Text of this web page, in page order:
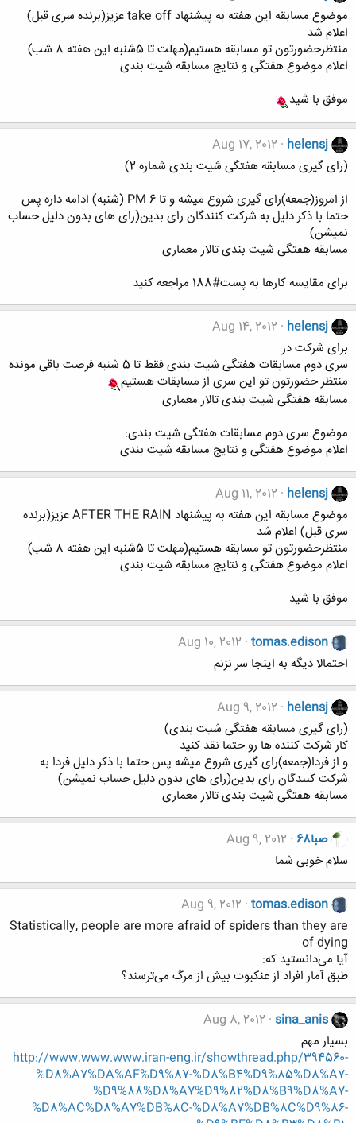
موضوع مسابقه این هفته به پیشنهاد take off عزیز(برنده سری قبل)
اعلام شد
منتظرحضورتون تو مسابقه هستیم(مهلت تا 5شنبه این هفته 8 شب)
اعلام موضوع هفتگی و نتایج مسابقه شیت بندی
موفق با شید
helensj
Aug 17, 2012
(رای گیری مسابقه هفتگی شیت بندی شماره 2)
از امروز(جمعه)رای گیری شروع میشه و تا 6 PM (شنبه) ادامه داره پس
حتما با ذکر دلیل به شرکت کنندگان رای بدین(رای های بدون دلیل حساب
نمیشن)
مسابقه هفتگی شیت بندی تالار معماری
برای مقایسه کارها به پست#188 مراجعه کنید
helensj
Aug 14, 2012
برای شرکت در
سری دوم مسابقات هفتگی شیت بندی فقط تا 5 شنبه فرصت باقی مونده
منتظر حضورتون تو این سری از مسابقات هستیم
مسابقه هفتگی شیت بندی تالار معماری
موضوع سری دوم مسابقات هفتگی شیت بندی:
اعلام موضوع هفتگی و نتایج مسابقه شیت بندی
helensj
Aug 11, 2012
موضوع مسابقه این هفته به پیشنهاد AFTER THE RAIN عزیز(برنده
سری قبل) اعلام شد
منتظرحضورتون تو مسابقه هستیم(مهلت تا 5شنبه این هفته 8 شب)
اعلام موضوع هفتگی و نتایج مسابقه شیت بندی
موفق با شید
tomas.edison
Aug 10, 2012
احتمالا دیگه به اینجا سر نزنم
helensj
Aug 9, 2012
(رای گیری مسابقه هفتگی شیت بندی)
کار شرکت کننده ها رو حتما نقد کنید
و از فردا(جمعه)رای گیری شروع میشه پس حتما با ذکر دلیل فردا به
شرکت کنندگان رای بدین(رای های بدون دلیل حساب نمیشن)
مسابقه هفتگی شیت بندی تالار معماری
صبا68
Aug 9, 2012
سلام خوبی شما
tomas.edison
Aug 9, 2012
Statistically, people are more afraid of spiders than they are
of dying
آیا می‌دانستید که:
طبق آمار افراد از عنکبوت بیش از مرگ می‌ترسند؟
sina_anis
Aug 8, 2012
بسیار مهم
http://www.www.www.iran-eng.ir/showthread.php/394560-
%D8%A7%DA%AF%D9%87-%D8%B4%D9%85%D8%A7-
%D9%88%D8%A7%D9%82%D8%B9%D8%A7-
%D8%AC%D8%A7%DB%8C-%D8%A7%DB%8C%D9%86-